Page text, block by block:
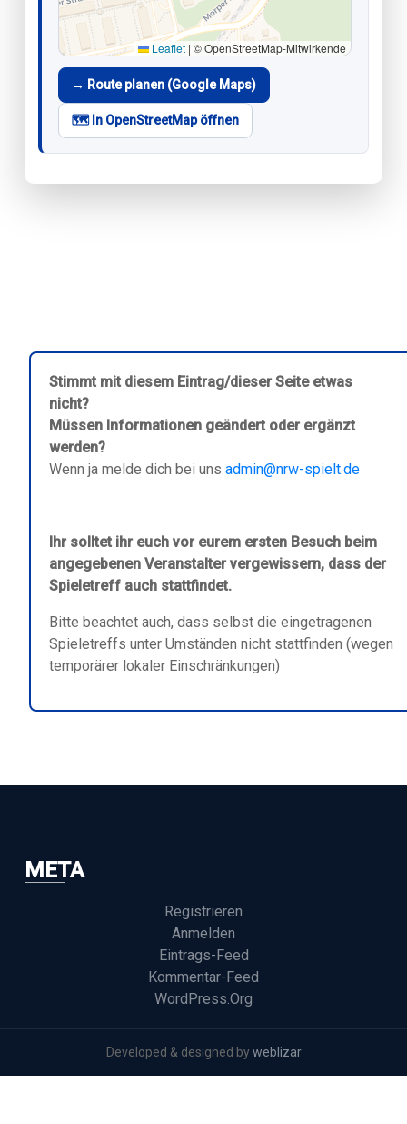
Leaflet | © OpenStreetMap-Mitwirkende
→ Route planen (Google Maps)
🗺️ In OpenStreetMap öffnen
Stimmt mit diesem Eintrag/dieser Seite etwas
nicht?
Müssen Informationen geändert oder ergänzt
werden?
Wenn ja melde dich bei uns admin@nrw-spielt.de
Ihr solltet ihr euch vor eurem ersten Besuch beim
angegebenen Veranstalter vergewissern, dass der
Spieletreff auch stattfindet.
Bitte beachtet auch, dass selbst die eingetragenen
Spieletreffs unter Umständen nicht stattfinden (wegen
temporärer lokaler Einschränkungen)
META
Registrieren
Anmelden
Eintrags-Feed
Kommentar-Feed
WordPress.org
Developed & designed byweblizar